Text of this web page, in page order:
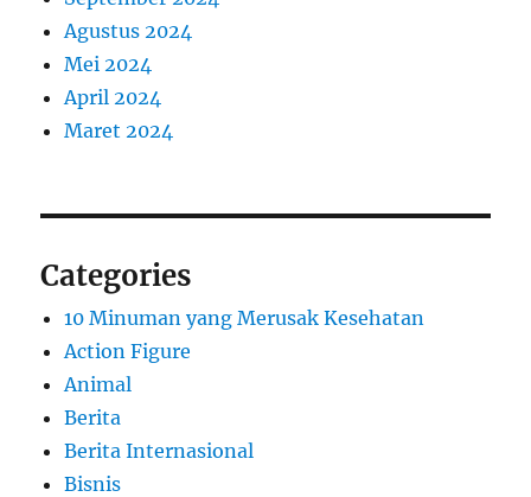
Agustus 2024
Mei 2024
April 2024
Maret 2024
Categories
10 Minuman yang Merusak Kesehatan
Action Figure
Animal
Berita
Berita Internasional
Bisnis